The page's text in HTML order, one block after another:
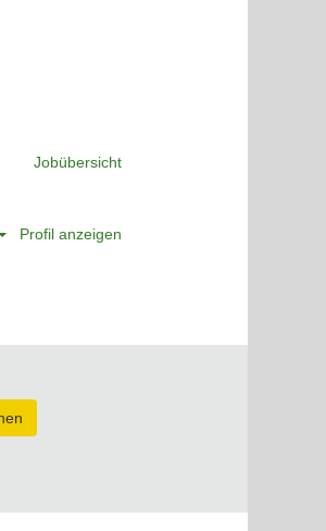
Jobübersicht
Profil anzeigen